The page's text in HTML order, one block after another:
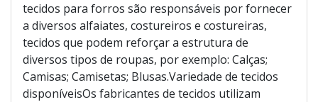
tecidos para forros são responsáveis por fornecer
a diversos alfaiates, costureiros e costureiras,
tecidos que podem reforçar a estrutura de
diversos tipos de roupas, por exemplo: Calças;
Camisas; Camisetas; Blusas.Variedade de tecidos
disponíveisOs fabricantes de tecidos utilizam